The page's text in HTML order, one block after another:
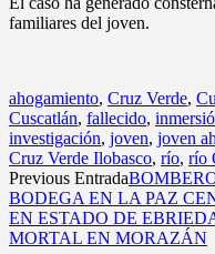
familiares del joven.
ahogamiento, Cruz Verde,
Cuscatlán, fallecido,
investigación, joven, joven
Cruz Verde Ilobasco, río, río
Previous Entrada
BODEGA EN LA PAZ
EN ESTADO DE
MORTAL EN MORAZÁN